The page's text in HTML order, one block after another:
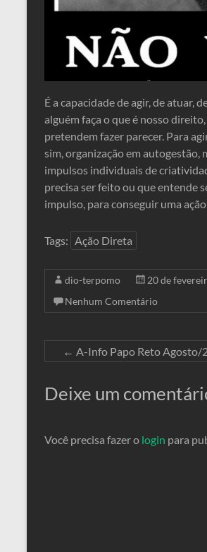
É a capacidade de agir, de atuar,
alguém faça o que é nosso
pretendem fazer parecer. Para
sim, organização em autogestão,
impulsos individuais de
precisa ser feito ou que entende
impulso, para conseguir uma
Tags: Ação Direta
dio-terpomo 20 de
Nenhum Comentário
← A-Info Papo Reto Agosto/
Deixe um
Você precisa fazer o login para